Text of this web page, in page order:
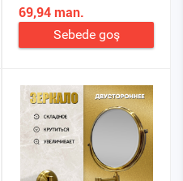
69,94 man.
Sebede goş